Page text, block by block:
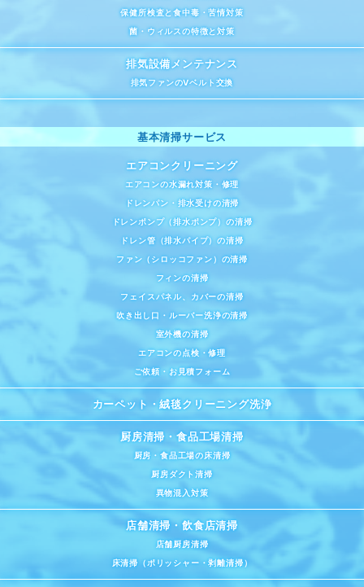
保健所検査と食中毒・苦情対策
菌・ウィルスの特徴と対策
排気設備メンテナンス
排気ファンのVベルト交換
エアコンクリーニング
エアコンの水漏れ対策・修理
ドレンパン・排水受けの清掃
ドレンポンプ（排水ポンプ）の清掃
ドレン管（排水パイプ）の清掃
ファン（シロッコファン）の清掃
フィンの清掃
フェイスパネル、カバーの清掃
吹き出し口・ルーバー洗浄の清掃
室外機の清掃
エアコンの点検・修理
ご依頼・お見積フォーム
カーペット・絨毯クリーニング洗浄
厨房清掃・食品工場清掃
厨房・食品工場の床清掃
厨房ダクト清掃
異物混入対策
店舗清掃・飲食店清掃
店舗厨房清掃
床清掃（ポリッシャー・剥離清掃）